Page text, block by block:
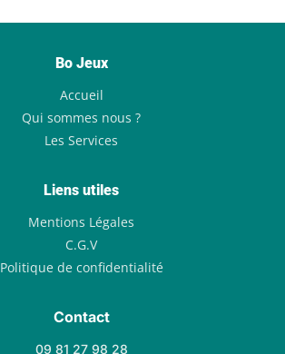
Bo Jeux
Accueil
Qui sommes nous ?
Les Services
Liens utiles
Mentions Légales
C.G.V
Politique de confidentialité
Contact
09 81 27 98 28